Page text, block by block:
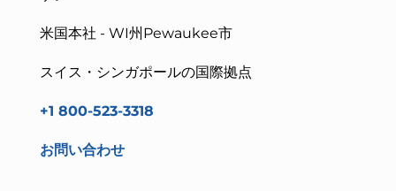
米国本社 - WI州Pewaukee市
スイス・シンガポールの国際拠点
+1 800-523-3318
お問い合わせ